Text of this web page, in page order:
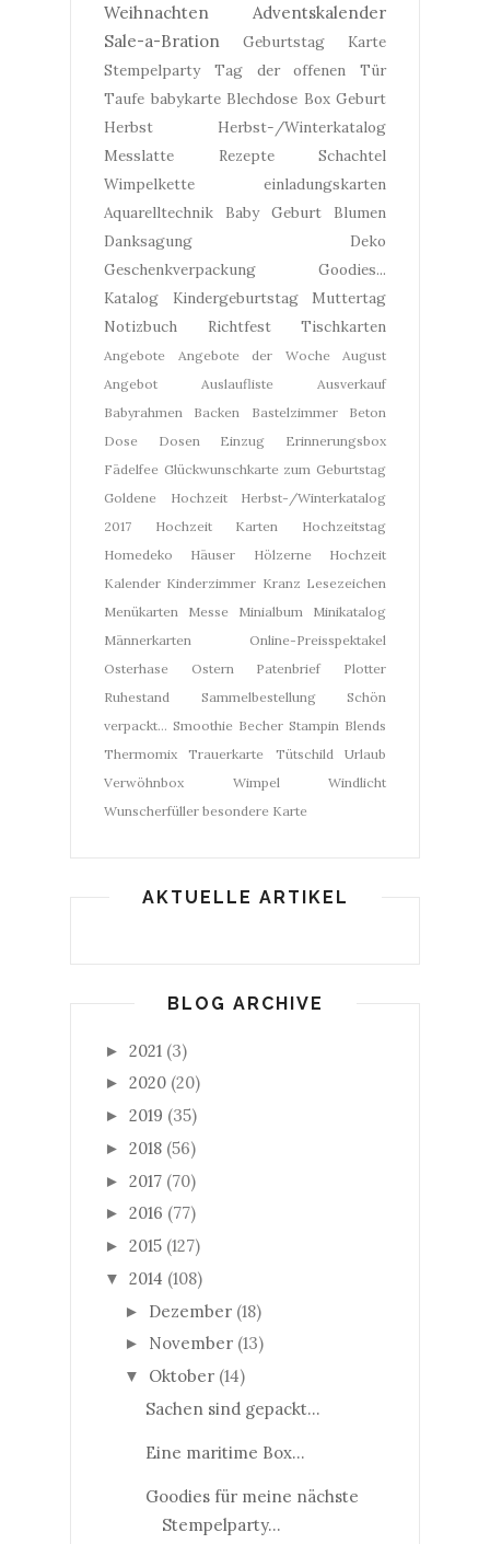
Weihnachten
Adventskalender
Sale-a-Bration
Geburtstag
Karte
Stempelparty
Tag der offenen Tür
Taufe babykarte Blechdose Box Geburt
Herbst
Herbst-/Winterkatalog
Messlatte
Rezepte
Schachtel
Wimpelkette
einladungskarten
Aquarelltechnik
Baby Geburt
Blumen
Danksagung
Deko
Geschenkverpackung
Goodies...
Katalog
Kindergeburtstag
Muttertag
Notizbuch
Richtfest Tischkarten
Angebote Angebote der Woche
August
Angebot
Auslaufliste
Ausverkauf
Babyrahmen
Backen Bastelzimmer
Beton
Dose
Dosen Einzug
Erinnerungsbox
Fädelfee Glückwunschkarte zum Geburtstag
Goldene Hochzeit
Herbst-/Winterkatalog
2017
Hochzeit Karten
Hochzeitstag
Homedeko
Häuser
Hölzerne Hochzeit
Kalender Kinderzimmer Kranz Lesezeichen
Menükarten
Messe Minialbum
Minikatalog
Männerkarten
Online-Preisspektakel
Osterhase
Ostern Patenbrief
Plotter
Ruhestand
Sammelbestellung
Schön
verpackt... Smoothie Becher Stampin Blends
Thermomix
Trauerkarte Tütschild
Urlaub
Verwöhnbox
Wimpel
Windlicht
Wunscherfüller besondere Karte
AKTUELLE ARTIKEL
BLOG ARCHIVE
► 2021 (3)
► 2020 (20)
► 2019 (35)
► 2018 (56)
► 2017 (70)
► 2016 (77)
► 2015 (127)
▼ 2014 (108)
► Dezember (18)
► November (13)
▼ Oktober (14)
Sachen sind gepackt...
Eine maritime Box...
Goodies für meine nächste
Stempelparty...